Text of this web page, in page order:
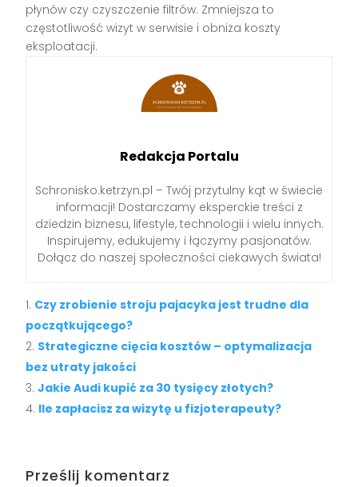
płynów czy czyszczenie filtrów. Zmniejsza to
częstotliwość wizyt w serwisie i obniża koszty
eksploatacji.
Redakcja Portalu
Schronisko.ketrzyn.pl – Twój przytulny kąt w świecie
informacji! Dostarczamy eksperckie treści z
dziedzin biznesu, lifestyle, technologii i wielu innych.
Inspirujemy, edukujemy i łączymy pasjonatów.
Dołącz do naszej społeczności ciekawych świata!
Czy zrobienie stroju pajacyka jest trudne dla
początkującego?
Strategiczne cięcia kosztów – optymalizacja
bez utraty jakości
Jakie Audi kupić za 30 tysięcy złotych?
Ile zapłacisz za wizytę u fizjoterapeuty?
Prześlij komentarz